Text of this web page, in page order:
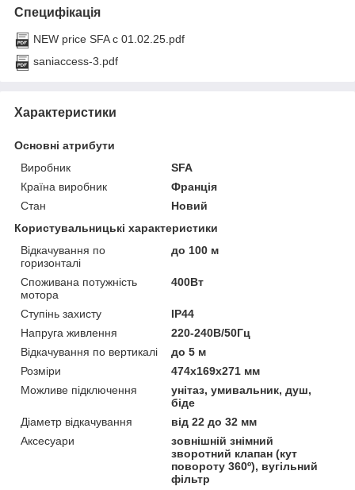
Специфікація
NEW price SFA с 01.02.25.pdf
saniaccess-3.pdf
Характеристики
Основні атрибути
Виробник
SFA
Країна виробник
Франція
Стан
Новий
Користувальницькі характеристики
Відкачування по
горизонталі
до 100 м
Споживана потужність
мотора
400Вт
Ступінь захисту
IP44
Напруга живлення
220-240В/50Гц
Відкачування по вертикалі
до 5 м
Розміри
474x169x271 мм
Можливе підключення
унітаз, умивальник, душ,
біде
Діаметр відкачування
від 22 до 32 мм
Аксесуари
зовнішній знімний
зворотний клапан (кут
повороту 360º), вугільний
фільтр